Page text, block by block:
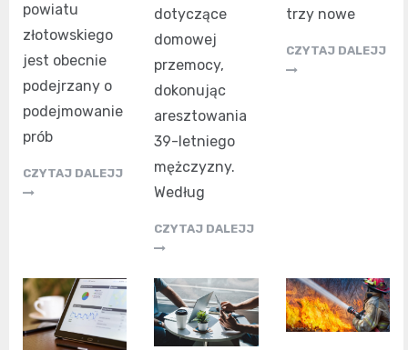
powiatu
złotowskiego
jest obecnie
podejrzany o
podejmowanie
prób
CZYTAJ DALEJJ
dotyczące
domowej
przemocy,
dokonując
aresztowania
39-letniego
mężczyzny.
Według
CZYTAJ DALEJJ
trzy nowe
CZYTAJ DALEJJ